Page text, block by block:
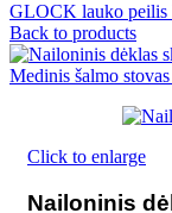
GLOCK lauko peilis
Back to products
Medinis šalmo stovas
Click to enlarge
Nailoninis